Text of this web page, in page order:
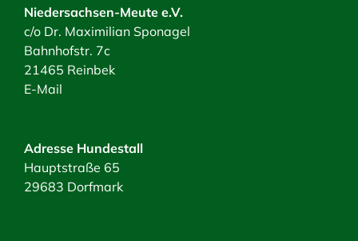
Niedersachsen-Meute e.V.
c/o Dr. Maximilian Sponagel
Bahnhofstr. 7c
21465 Reinbek
E-Mail
Adresse Hundestall
Hauptstraße 65
29683 Dorfmark